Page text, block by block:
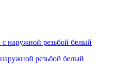
резьбой белый